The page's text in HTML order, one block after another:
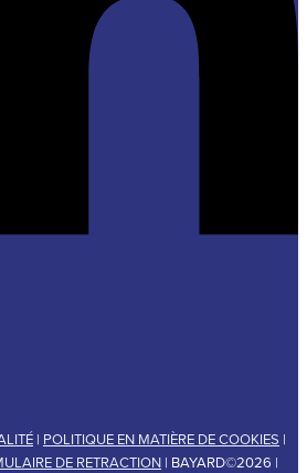
| POLITIQUE EN MATIÈRE DE COOKIES |
DE RETRACTION | BAYARD©2026 |